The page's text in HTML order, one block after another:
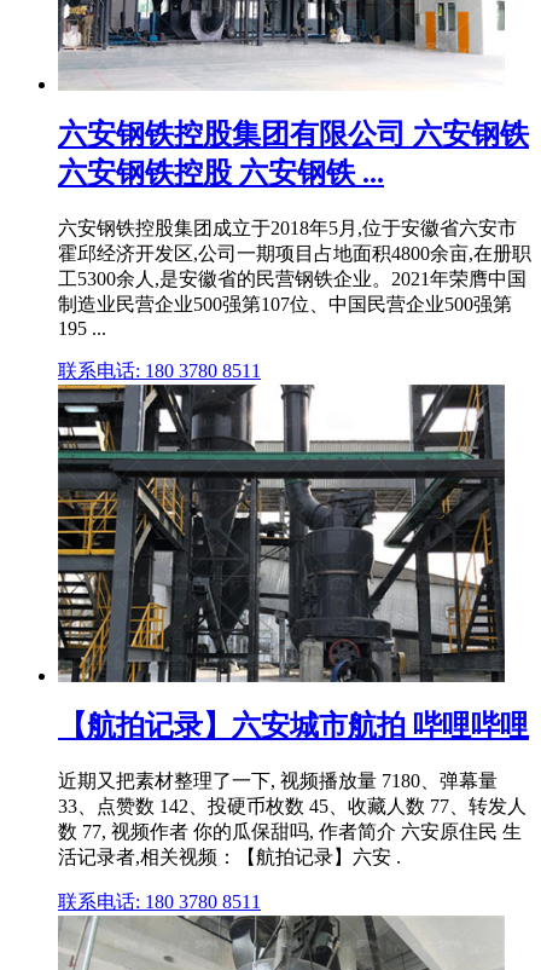
六安钢铁控股集团有限公司 六安钢铁
六安钢铁控股 六安钢铁 ...
六安钢铁控股集团成立于2018年5月,位于安徽省六安市
霍邱经济开发区,公司一期项目占地面积4800余亩,在册职
工5300余人,是安徽省的民营钢铁企业。2021年荣膺中国
制造业民营企业500强第107位、中国民营企业500强第
195 ...
联系电话: 180 3780 8511
【航拍记录】六安城市航拍 哔哩哔哩
近期又把素材整理了一下, 视频播放量 7180、弹幕量
33、点赞数 142、投硬币枚数 45、收藏人数 77、转发人
数 77, 视频作者 你的瓜保甜吗, 作者简介 六安原住民 生
活记录者,相关视频：【航拍记录】六安 .
联系电话: 180 3780 8511